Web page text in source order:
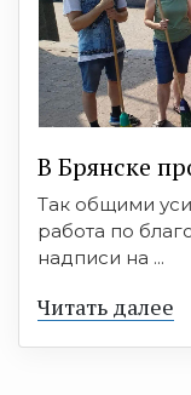
В Брянске
Так общими
работа по
надписи на ...
Читать далее